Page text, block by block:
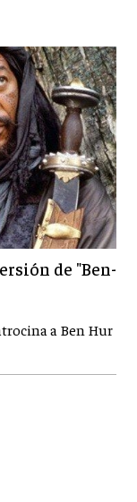
de "Ben-
a Ben Hur